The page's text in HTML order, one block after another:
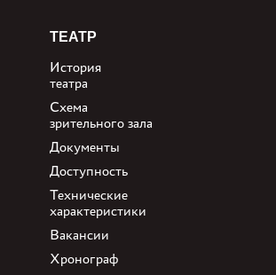
ТЕАТР
История
театра
Схема
зрительного зала
Документы
Доступность
Технические
характеристики
Вакансии
Хронограф